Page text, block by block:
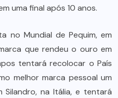
uma final após 10 anos.
no Mundial de Pequim, em
que rendeu o ouro em
tentará recolocar o País
melhor marca pessoal um
na Itália, e tentará